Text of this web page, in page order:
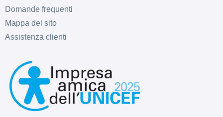
Domande frequenti
Mappa del sito
Assistenza clienti